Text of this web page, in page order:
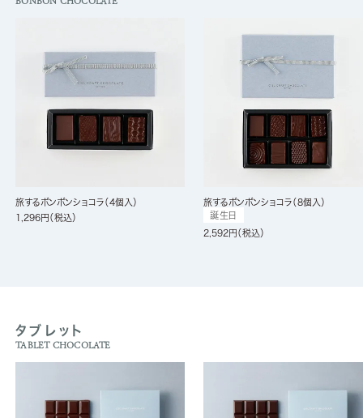
旅するボンボンショコラ（4個入）
1,296
税込
旅するボンボンショコラ（8個入）
誕生日
2,592
税込
タブレット
TABLET CHOCOLATE